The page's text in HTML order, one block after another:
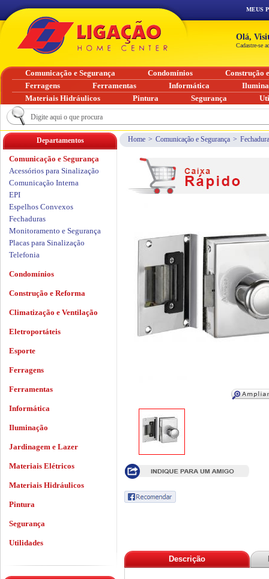
Home > Comunicação e Segurança >
Descrição
Departamentos
Comunicação e Segurança
Acessórios para Sinalização
Comunicação Interna
EPI
Espelhos Convexos
Fechaduras
Monitoramento e Segurança
Placas para Sinalização
Telefonia
Condomínios
Construção e Reforma
Climatização e Ventilação
Eletroportáteis
Esporte
Ferragens
Ferramentas
Informática
Iluminação
Jardinagem e Lazer
Materiais Elétricos
Materiais Hidráulicos
Pintura
Segurança
Utilidades
MEUS
Olá,
Cadastre-se
Comunicação e Segurança Condomínios
Construção
Ferragens
Ferramentas Informática
Materiais Hidráulicos
Pintura Segurança